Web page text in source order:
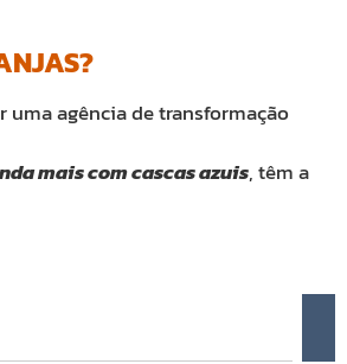
uma agência de transformação
mais com cascas azuis, têm a